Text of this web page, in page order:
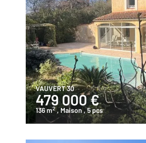
VAUVERT 30
479 000 €
136 m2 , Maison , 5 pcs